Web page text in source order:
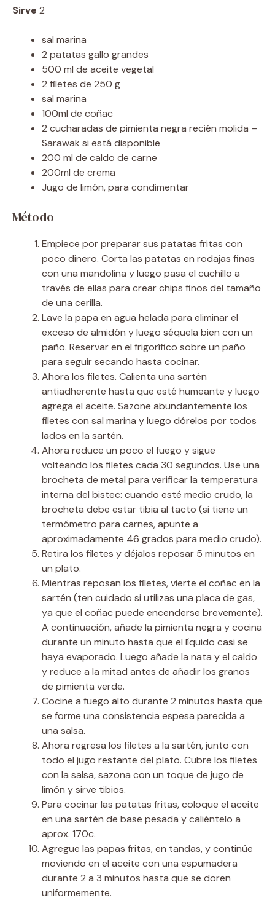
Sirve 2
sal marina
2 patatas gallo grandes
500 ml de aceite vegetal
2 filetes de 250 g
sal marina
100ml de coñac
2 cucharadas de pimienta negra recién molida –
Sarawak si está disponible
200 ml de caldo de carne
200ml de crema
Jugo de limón, para condimentar
Método
Empiece por preparar sus patatas fritas con
poco dinero. Corta las patatas en rodajas finas
con una mandolina y luego pasa el cuchillo a
través de ellas para crear chips finos del tamaño
de una cerilla.
Lave la papa en agua helada para eliminar el
exceso de almidón y luego séquela bien con un
paño. Reservar en el frigorífico sobre un paño
para seguir secando hasta cocinar.
Ahora los filetes. Calienta una sartén
antiadherente hasta que esté humeante y luego
agrega el aceite. Sazone abundantemente los
filetes con sal marina y luego dórelos por todos
lados en la sartén.
Ahora reduce un poco el fuego y sigue
volteando los filetes cada 30 segundos. Use una
brocheta de metal para verificar la temperatura
interna del bistec: cuando esté medio crudo, la
brocheta debe estar tibia al tacto (si tiene un
termómetro para carnes, apunte a
aproximadamente 46 grados para medio crudo).
Retira los filetes y déjalos reposar 5 minutos en
un plato.
Mientras reposan los filetes, vierte el coñac en la
sartén (ten cuidado si utilizas una placa de gas,
ya que el coñac puede encenderse brevemente).
A continuación, añade la pimienta negra y cocina
durante un minuto hasta que el líquido casi se
haya evaporado. Luego añade la nata y el caldo
y reduce a la mitad antes de añadir los granos
de pimienta verde.
Cocine a fuego alto durante 2 minutos hasta que
se forme una consistencia espesa parecida a
una salsa.
Ahora regresa los filetes a la sartén, junto con
todo el jugo restante del plato. Cubre los filetes
con la salsa, sazona con un toque de jugo de
limón y sirve tibios.
Para cocinar las patatas fritas, coloque el aceite
en una sartén de base pesada y caliéntelo a
aprox. 170c.
Agregue las papas fritas, en tandas, y continúe
moviendo en el aceite con una espumadera
durante 2 a 3 minutos hasta que se doren
uniformemente.